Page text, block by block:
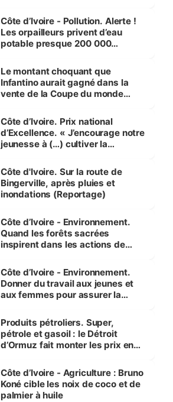
Côte d’Ivoire - Pollution. Alerte !
Les orpailleurs privent d’eau
potable presque 200 000
Le montant choquant que
Infantino aurait gagné dans la
vente de la Coupe du monde
Côte d’Ivoire. Prix national
d’Excellence. « J’encourage notre
jeunesse à (…) cultiver la
(Alassane Ouattara
Côte d'Ivoire. Sur la route de
Bingerville, après pluies et
inondations (Reportage)
Côte d’Ivoire - Environnement.
Quand les forêts sacrées
inspirent dans les actions de
Côte d’Ivoire - Environnement.
Donner du travail aux jeunes et
aux femmes pour assurer la
menacées
Produits pétroliers. Super,
pétrole et gasoil : le Détroit
d’Ormuz fait monter les prix en
Côte d’Ivoire - Agriculture : Bruno
Koné cible les noix de coco et de
palmier à huile